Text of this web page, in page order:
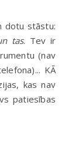
dotu stāstu:
tas. Tev ir
(nav
KĀ
kas nav
patiesības